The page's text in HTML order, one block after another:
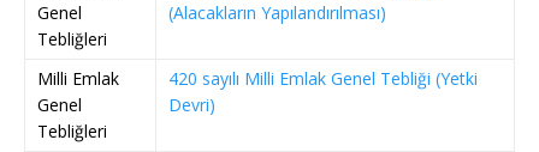
Genel
Tebliğleri
(Alacakların Yapılandırılması)
Milli Emlak
Genel
Tebliğleri
420 sayılı Milli Emlak Genel Tebliği (Yetki
Devri)